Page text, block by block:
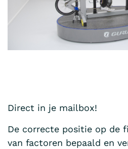
Direct in je mailbox!
De correcte positie op de
van factoren bepaald en